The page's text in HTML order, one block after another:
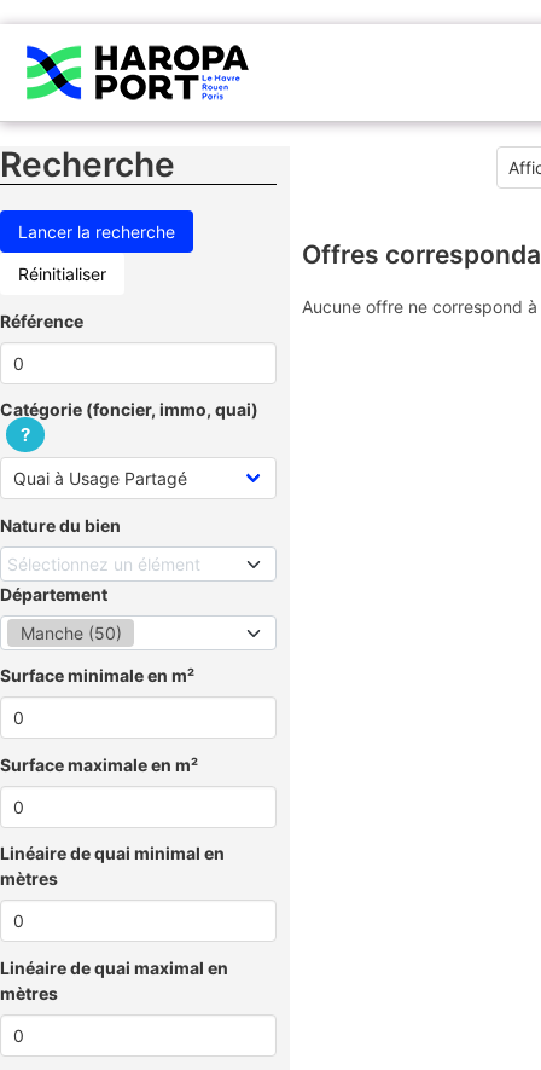
Recherche
Réinitialiser
Référence
Catégorie (foncier, immo, quai)
?
Nature du bien
Sélectionnez un élément
Département
Manche (50)
Surface minimale en m²
Surface maximale en m²
Linéaire de quai minimal en
mètres
Linéaire de quai maximal en
mètres
Offres
Aucune offre ne correspond